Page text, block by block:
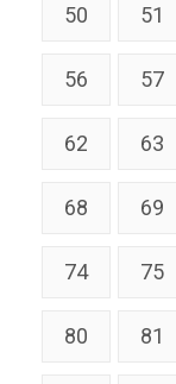
50 51
56 57
62 63
68 69
74 75
80 81